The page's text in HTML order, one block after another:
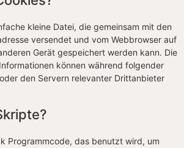
kleine Datei, die gemeinsam mit den
versendet und vom Webbrowser auf
Gerät gespeichert werden kann. Die
können während folgender
den Servern relevanter Drittanbieter
Programmcode, das benutzt wird, um